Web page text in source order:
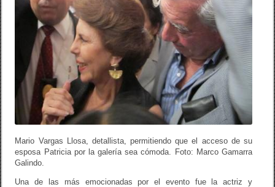
Mario Vargas Llosa, detallista, permitiendo que el acceso de su
esposa Patricia por la galería sea cómoda. Foto: Marco Gamarra
Galindo.
Una de las más emocionadas por el evento fue la actriz y